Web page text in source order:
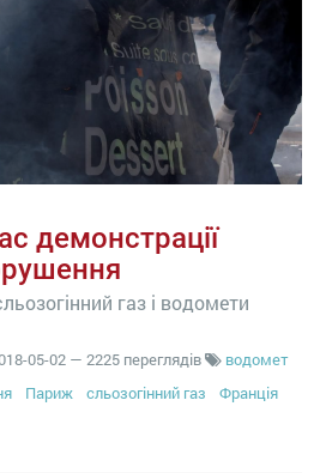
демонстрації
газ і водомети
05-02 — 2225 переглядів
водомет
Париж сльозогінний газ Франція